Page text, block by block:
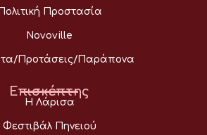
Προστασία
Novoville
Προτάσεις/Παράπονα
Επισκέπτης
Η Λάρισα
Φεστιβάλ Πηνειού